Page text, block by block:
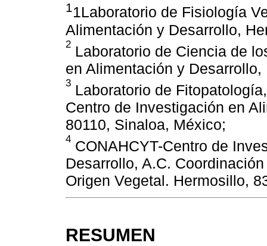
11Laboratorio de Fisiología
Alimentación y Desarrollo,
2 Laboratorio de Ciencia de
en Alimentación y
3 Laboratorio de
Centro de Investigación en
80110, Sinaloa, México;
4 CONAHCYT-Centro de
Desarrollo, A.C.
Origen Vegetal. Hermosillo,
RESUMEN